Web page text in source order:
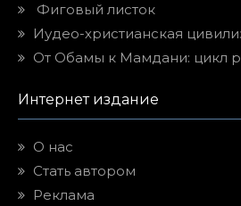
Фиговый листок
Иудео-христианская
От Обамы к Мамдани: цикл
Интернет издание
О нас
Стать автором
Реклама